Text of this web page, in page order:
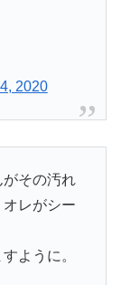
2020
その汚れ
レがシー
ように。